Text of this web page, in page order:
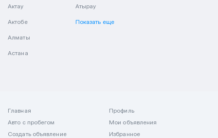
Актау
Актобе
Алматы
Астана
Атырау
Показать еще
Главная
Авто с пробегом
Создать объявление
Профиль
Мои объявления
Избранное